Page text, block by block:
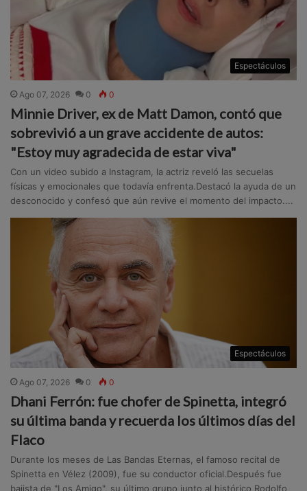
Espectáculos
Ago 07, 2026 0 0
Minnie Driver, ex de Matt Damon, contó que
sobrevivió a un grave accidente de autos:
"Estoy muy agradecida de estar viva"
Con un video subido a Instagram, la actriz reveló las secuelas
físicas y emocionales que todavía enfrenta.Destacó la ayuda de un
desconocido y confesó que aún revive el momento del impacto....
Espectáculos
Ago 07, 2026 0 0
Dhani Ferrón: fue chofer de Spinetta, integró
su última banda y recuerda los últimos días del
Flaco
Durante los meses de Las Bandas Eternas, el famoso recital de
Spinetta en Vélez (2009), fue su conductor oficial.Después fue
bajista de "Los Amigo", su último grupo junto al histórico Rodolfo